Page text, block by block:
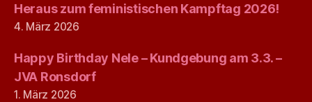
Heraus zum feministischen Kampftag 2026!
4. März 2026
Happy Birthday Nele – Kundgebung am 3.3. –
JVA Ronsdorf
1. März 2026